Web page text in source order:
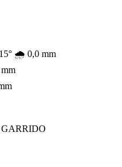
🌧️ 0,0 mm